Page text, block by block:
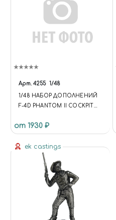
Арт. 4255 1/48
1/48 НАБОР ДОПОЛНЕНИЙ
F-4D PHANTOM II COCKPIT
от 1930 ₽
ek castings